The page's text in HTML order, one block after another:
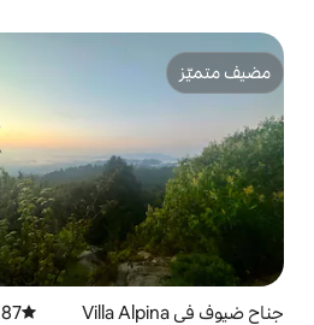
متوسط التقييم 4.87 من 5، 131 مراجعات
4.87 (131)
من أبرز البيوت
جناح ضيوف في Anzures